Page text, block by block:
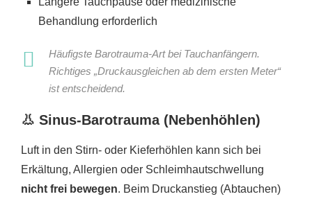
Behandlung erforderlich
Häufigste Barotrauma-Art bei Tauchanfängern.
Richtiges „Druckausgleichen ab dem ersten Meter“
ist entscheidend.
👃 Sinus-Barotrauma (Nebenhöhlen)
Luft in den Stirn- oder Kieferhöhlen kann sich bei
Erkältung, Allergien oder Schleimhautschwellung
nicht frei bewegen. Beim Druckanstieg (Abtauchen)